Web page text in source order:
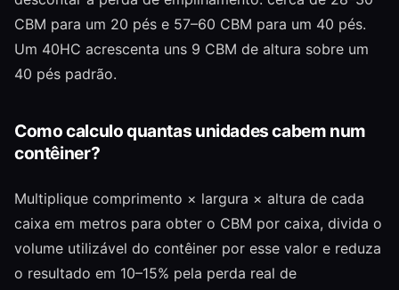
CBM para um 20 pés e 57–60 CBM para um 40 pés.
Um 40HC acrescenta uns 9 CBM de altura sobre um
40 pés padrão.
Como calculo quantas unidades cabem num
contêiner?
Multiplique comprimento × largura × altura de cada
caixa em metros para obter o CBM por caixa, divida o
volume utilizável do contêiner por esse valor e reduza
o resultado em 10–15% pela perda real de